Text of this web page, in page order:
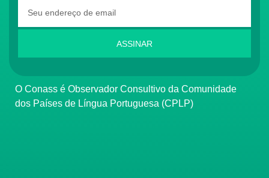
ASSINAR
O Conass é Observador Consultivo da Comunidade
dos Países de Língua Portuguesa (CPLP)